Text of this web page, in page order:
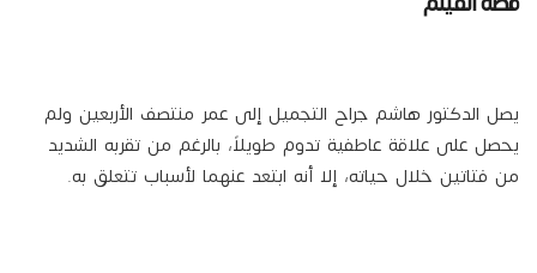
يصل الدكتور هاشم جراح التجميل إلى عمر منتصف الأربعين ولم
يحصل على علاقة عاطفية تدوم طويلاً، بالرغم من تقربه الشديد
من فتاتين خلال حياته، إلا أنه ابتعد عنهما لأسباب تتعلق به.